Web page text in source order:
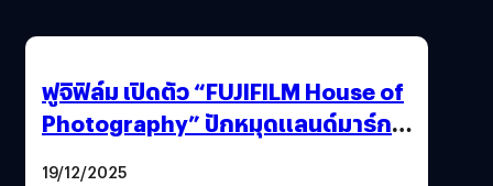
ฟูจิฟิล์ม เปิดตัว “FUJIFILM House of
Photography” ปักหมุดแลนด์มาร์ก
19/12/2025